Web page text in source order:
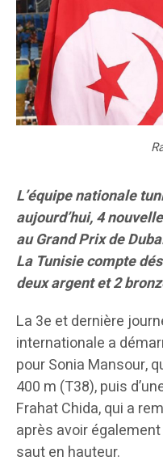
L’équipe nationale
aujourd’hui, 4
au Grand Prix de
La Tunisie compte
deux argent et 2
La 3e et dernière
internationale a
pour Sonia Mansour,
400 m (T38), puis
Frahat Chida, qui a
après avoir également
saut en hauteur.